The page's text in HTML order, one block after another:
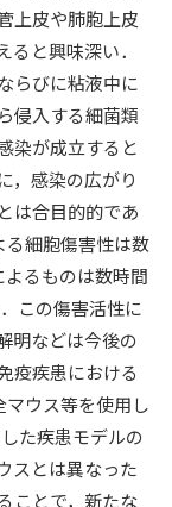
上皮や肺胞上皮
と興味深い．
らびに粘液中に
侵入する細菌類
染が成立すると
，感染の広がり
は合目的的であ
る細胞傷害性は数
るものは数時間
この傷害活性に
明などは今後の
疫疾患における
ウス等を使用し
た疾患モデルの
スとは異なった
ことで，新たな